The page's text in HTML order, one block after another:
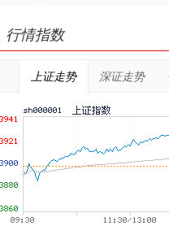
行情指数
上证走势 深证走势